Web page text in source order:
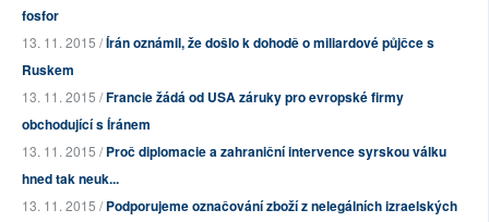
fosfor
13. 11. 2015 /Írán oznámil, že došlo k dohodě o miliardové půjčce s
Ruskem
13. 11. 2015 /Francie žádá od USA záruky pro evropské firmy
obchodující s Íránem
13. 11. 2015 /Proč diplomacie a zahraniční intervence syrskou válku
hned tak neuk...
13. 11. 2015 /Podporujeme označování zboží z nelegálních izraelských